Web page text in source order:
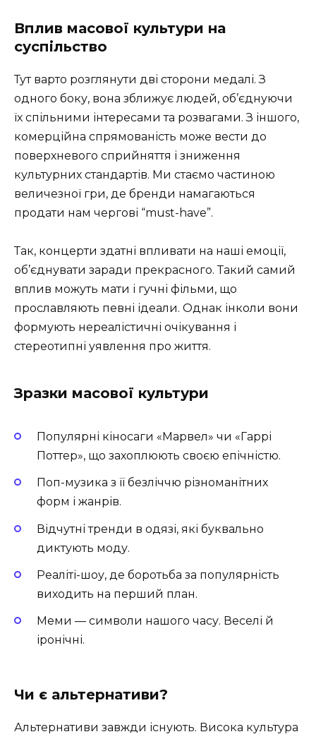
Вплив масової культури на
суспільство
Тут варто розглянути дві сторони медалі. З
одного боку, вона зближує людей, об’єднуючи
їх спільними інтересами та розвагами. З іншого,
комерційна спрямованість може вести до
поверхневого сприйняття і зниження
культурних стандартів. Ми стаємо частиною
величезної гри, де бренди намагаються
продати нам чергові “must-have”.
Так, концерти здатні впливати на наші емоції,
об’єднувати заради прекрасного. Такий самий
вплив можуть мати і гучні фільми, що
прославляють певні ідеали. Однак інколи вони
формують нереалістичні очікування і
стереотипні уявлення про життя.
Зразки масової культури
Популярні кіносаги «Марвел» чи «Гаррі
Поттер», що захоплюють своєю епічністю.
Поп-музика з її безліччю різноманітних
форм і жанрів.
Відчутні тренди в одязі, які буквально
диктують моду.
Реаліті-шоу, де боротьба за популярність
виходить на перший план.
Меми — символи нашого часу. Веселі й
іронічні.
Чи є альтернативи?
Альтернативи завжди існують. Висока культура